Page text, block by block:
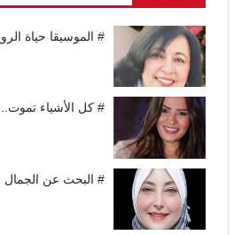
# الموسيقا حياة
# كل الأشياء
# البحث عن الجمال